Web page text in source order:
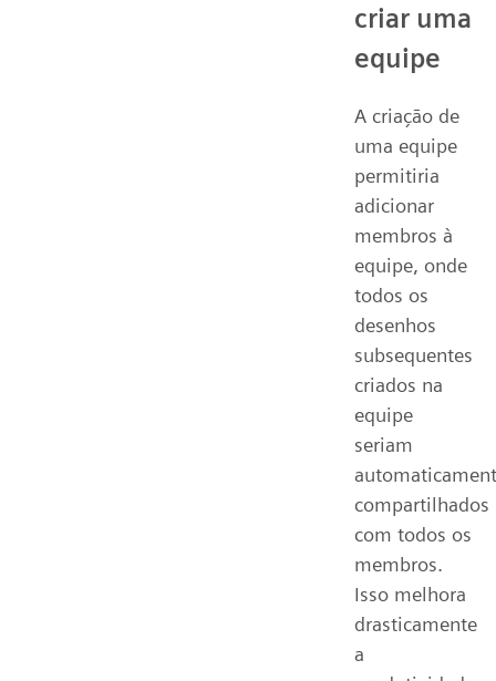
criar uma
equipe
A criação de
uma equipe
permitiria
adicionar
membros à
equipe, onde
todos os
desenhos
subsequentes
criados na
equipe
seriam
compartilhados
com todos os
membros.
Isso melhora
drasticamente
a